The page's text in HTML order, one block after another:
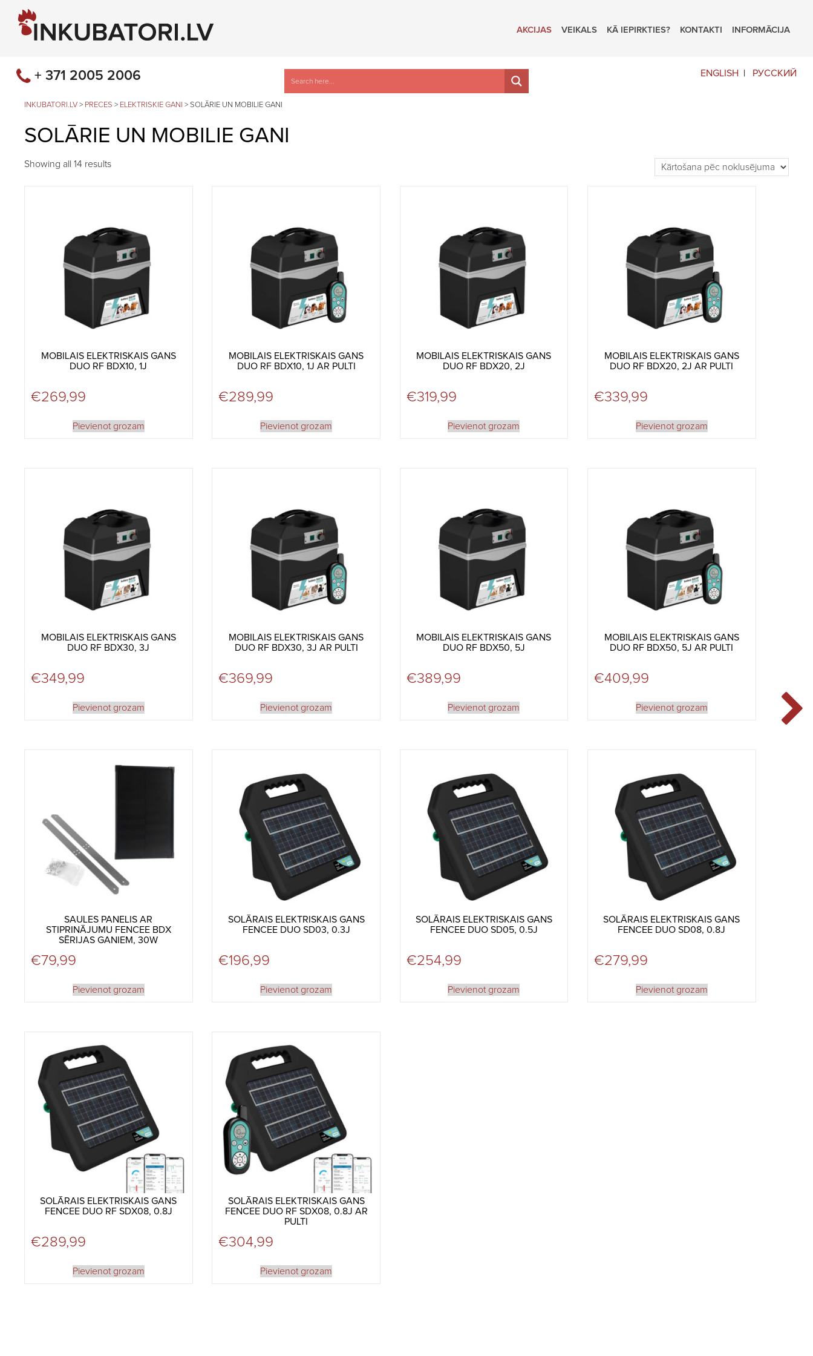
AKCIJAS VEIKALS KĀ IEPIRKTIES? KONTAKTI INFORMĀCIJA
ENGLISH РУССКИЙ
+ 371 2005 2006
INKUBATORI.LV > PRECES > ELEKTRISKIE GANI > SOLĀRIE UN MOBILIE GANI
SOLĀRIE UN MOBILIE GANI
Showing all 14 results
MOBILAIS ELEKTRISKAIS GANS
DUO RF BDX10, 1J
€269,99
Pievienot grozam
MOBILAIS ELEKTRISKAIS GANS
DUO RF BDX10, 1J AR PULTI
€289,99
Pievienot grozam
MOBILAIS ELEKTRISKAIS GANS
DUO RF BDX20, 2J
€319,99
Pievienot grozam
MOBILAIS ELEKTRISKAIS GANS
DUO RF BDX20, 2J AR PULTI
€339,99
Pievienot grozam
MOBILAIS ELEKTRISKAIS GANS
DUO RF BDX30, 3J
€349,99
Pievienot grozam
MOBILAIS ELEKTRISKAIS GANS
DUO RF BDX30, 3J AR PULTI
€369,99
Pievienot grozam
MOBILAIS ELEKTRISKAIS GANS
DUO RF BDX50, 5J
€389,99
Pievienot grozam
MOBILAIS ELEKTRISKAIS GANS
DUO RF BDX50, 5J AR PULTI
€409,99
Pievienot grozam
SAULES PANELIS AR
STIPRINĀJUMU FENCEE BDX
SĒRIJAS GANIEM, 30W
€79,99
Pievienot grozam
SOLĀRAIS ELEKTRISKAIS GANS
FENCEE DUO SD03, 0.3J
€196,99
Pievienot grozam
SOLĀRAIS ELEKTRISKAIS GANS
FENCEE DUO SD05, 0.5J
€254,99
Pievienot grozam
SOLĀRAIS ELEKTRISKAIS GANS
FENCEE DUO SD08, 0.8J
€279,99
Pievienot grozam
SOLĀRAIS ELEKTRISKAIS GANS
FENCEE DUO RF SDX08, 0.8J
€289,99
Pievienot grozam
SOLĀRAIS ELEKTRISKAIS GANS
FENCEE DUO RF SDX08, 0.8J AR
PULTI
€304,99
Pievienot grozam